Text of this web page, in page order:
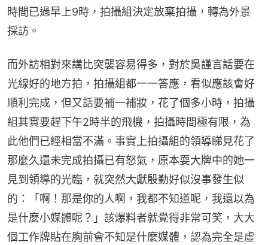
時間已過早上9時，拍攝組決定放棄拍攝，轉為外景
採訪。
而外訪相對來講比突襲容易得多，對於吳謹言話要在
光線好的地方拍，拍攝組都一一答應，看似應該會好
順利完成，但又話要補一補妝，花了個多小時，拍攝
組其實要趕下午2時半的飛機，拍攝時間極有限，為
此他們已經相當不滿。事實上拍攝組的領導睇見花了
那麼久還未完成拍攝已有怒氣，原本耍大牌中的她一
見到領導的光臨，就突然大獻殷勤好似沒事發生似
的：「啊！那是你的人啊，我都不知道呢，我還以為
是什麼小媒體呢？」該爆料者就覺得非常可笑，大大
個工作牌貼在胸前會不知是什麼媒體，認為完全是虛